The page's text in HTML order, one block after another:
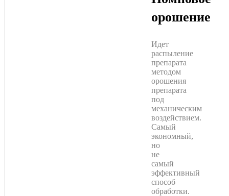
орошение
Идет
распыление
препарата
методом
орошения
препарата
под
механическим
воздействием.
Самый
экономный,
но
не
самый
эффективный
способ
обработки.